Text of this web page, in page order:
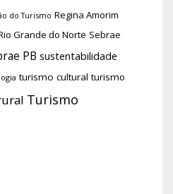
do Turismo Regina Amorim
Grande do Norte Sebrae
PB sustentabilidade
turismo cultural turismo
Turismo